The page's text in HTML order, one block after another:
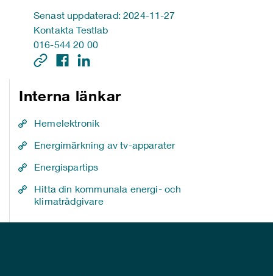
Senast uppdaterad: 2024-11-27
Kontakta Testlab
016-544 20 00
Interna länkar
Hemelektronik
Energimärkning av tv-apparater
Energispartips
Hitta din kommunala energi- och
klimatrådgivare